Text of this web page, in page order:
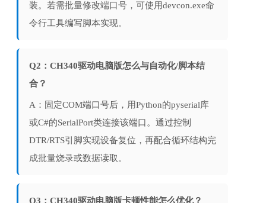
装。若需批量修改端口号，可使用devcon.exe命
令行工具编写脚本实现。
Q2：CH340驱动电脑版怎么与自动化/脚本结
合？
A：固定COM端口号后，用Python的pyserial库
或C#的SerialPort类连接该端口。通过控制
DTR/RTS引脚实现设备复位，再配合循环结构完
成批量烧录或数据读取。
Q3：CH340驱动电脑版卡顿性能怎么优化？